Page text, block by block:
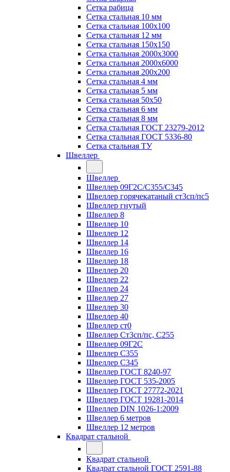
Сетка рабица
Сетка стальная 10 мм
Сетка стальная 100х100
Сетка стальная 12 мм
Сетка стальная 150х150
Сетка стальная 2000х3000
Сетка стальная 2000х6000
Сетка стальная 200х200
Сетка стальная 4 мм
Сетка стальная 5 мм
Сетка стальная 50х50
Сетка стальная 6 мм
Сетка стальная 8 мм
Сетка стальная ГОСТ 23279-2012
Сетка стальная ГОСТ 5336-80
Сетка стальная ТУ
Швеллер
Швеллер
Швеллер 09Г2С/С355/С345
Швеллер горячекатаный ст3сп/пс5
Швеллер гнутый
Швеллер 8
Швеллер 10
Швеллер 12
Швеллер 14
Швеллер 16
Швеллер 18
Швеллер 20
Швеллер 22
Швеллер 24
Швеллер 27
Швеллер 30
Швеллер 40
Швеллер ст0
Швеллер Ст3сп/пс, С255
Швеллер 09Г2С
Швеллер С355
Швеллер С345
Швеллер ГОСТ 8240-97
Швеллер ГОСТ 535-2005
Швеллер ГОСТ 27772-2021
Швеллер ГОСТ 19281-2014
Швеллер DIN 1026-1:2009
Швеллер 6 метров
Швеллер 12 метров
Квадрат стальной
Квадрат стальной
Квадрат стальной ГОСТ 2591-88